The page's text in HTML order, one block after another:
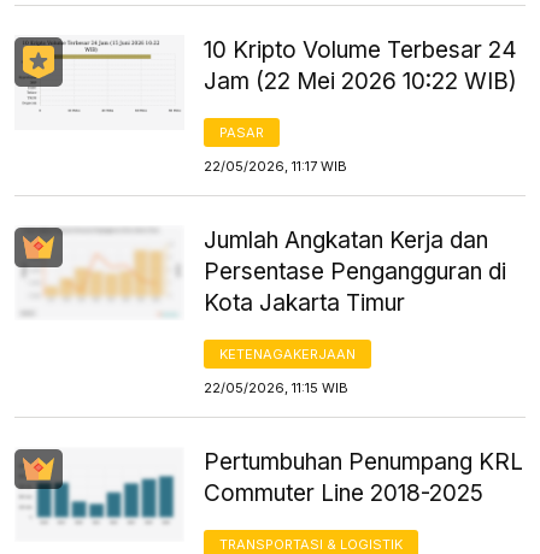
10 Kripto Volume Terbesar 24
Jam (22 Mei 2026 10:22 WIB)
PASAR
22/05/2026, 11:17 WIB
Jumlah Angkatan Kerja dan
Persentase Pengangguran di
Kota Jakarta Timur
KETENAGAKERJAAN
22/05/2026, 11:15 WIB
Pertumbuhan Penumpang KRL
Commuter Line 2018-2025
TRANSPORTASI & LOGISTIK